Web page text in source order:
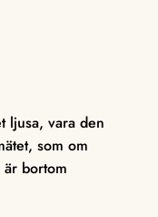
ljusa, vara den
som om
bortom